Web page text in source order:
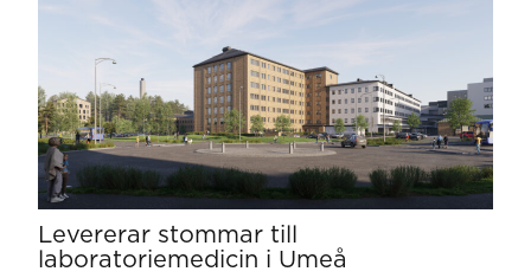
Levererar stommar till
laboratoriemedicin i Umeå